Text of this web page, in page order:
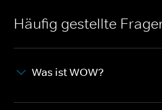
Häufig gestellte
Was ist WOW?